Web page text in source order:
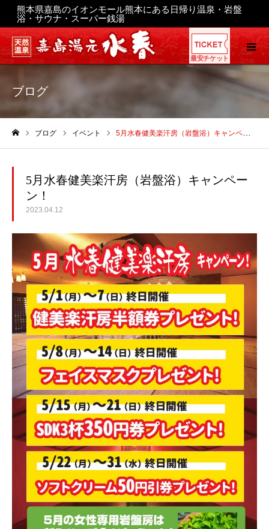
熊本県嘉島のイオンモール熊本にある日帰り温泉・岩盤
浴・サウナ・スーパー銭湯
最安チケット
ブログ
ブログ イベント 5月水春健美楽汗房（岩盤浴）キャンペーン！
5月水春健美楽汗房（岩盤浴）キャンペー
ン！
2023.04.12